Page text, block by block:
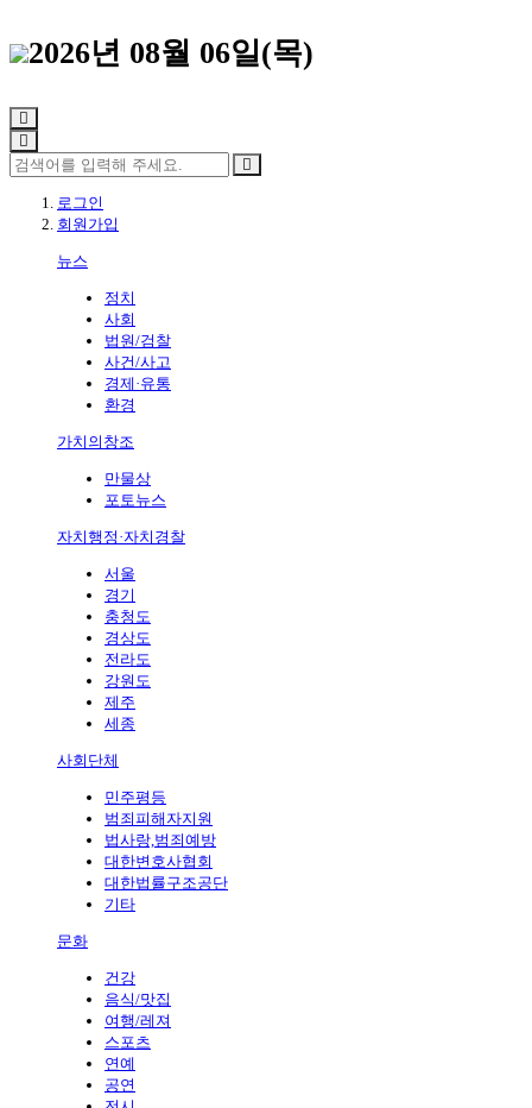
2026년 08월 06일(목)
로그인
회원가입
뉴스
정치
사회
법원/검찰
사건/사고
경제·유통
환경
가치의창조
만물상
포토뉴스
자치행정·자치경찰
서울
경기
충청도
경상도
전라도
강원도
제주
세종
사회단체
민주평등
범죄피해자지원
법사랑,범죄예방
대한변호사협회
대한법률구조공단
기타
문화
건강
음식/맛집
여행/레져
스포츠
연예
공연